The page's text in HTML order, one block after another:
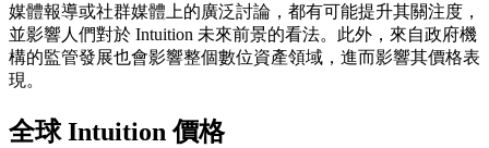
媒體報導或社群媒體上的廣泛討論，都有可能提升其關注度，
並影響人們對於 Intuition 未來前景的看法。此外，來自政府機
構的監管發展也會影響整個數位資產領域，進而影響其價格表
現。
全球 Intuition 價格